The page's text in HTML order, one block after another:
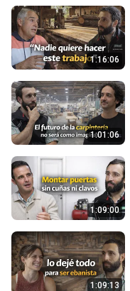
1:16:06
1:01:06
1:09:00
1:09:13